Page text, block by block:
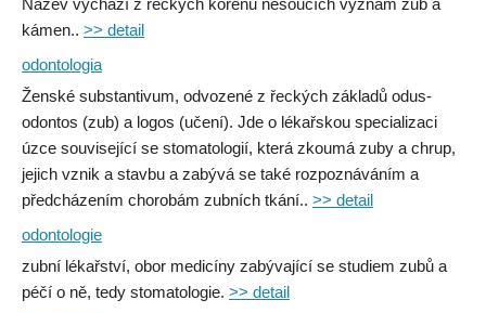
Název vychází z řeckých kořenů nesoucích význam zub a
kámen.. >> detail
odontologia
Ženské substantivum, odvozené z řeckých základů odus-
odontos (zub) a logos (učení). Jde o lékařskou specializaci
úzce související se stomatologií, která zkoumá zuby a chrup,
jejich vznik a stavbu a zabývá se také rozpoznáváním a
předcházením chorobám zubních tkání.. >> detail
odontologie
zubní lékařství, obor medicíny zabývající se studiem zubů a
péčí o ně, tedy stomatologie. >> detail